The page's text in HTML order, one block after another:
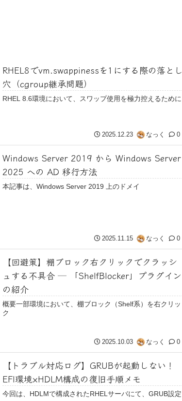
RHEL8でvm.swappinessを1にする際の落とし
穴（cgroup継承問題）
RHEL 8.6環境において、スワップ使用を極力控えるために
2025.12.23 なっく 0
Windows Server 2019 から Windows Server
2025 への AD 移行方法
本記事は、Windows Server 2019 上のドメイ
2025.11.15 なっく 0
【回避策】棚ブロック右クリックでクラッシ
ュする不具合 ─ 「ShelfBlocker」プラグイン
の紹介
概要一部環境において、棚ブロック（Shelf系）を右クリッ
ク
2025.10.03 なっく 0
【トラブル対応ログ】GRUBが起動しない！
EFI環境×HDLM構成の復旧手順メモ
今回は、HDLMで構成されたRHELサーバにて、GRUB設定